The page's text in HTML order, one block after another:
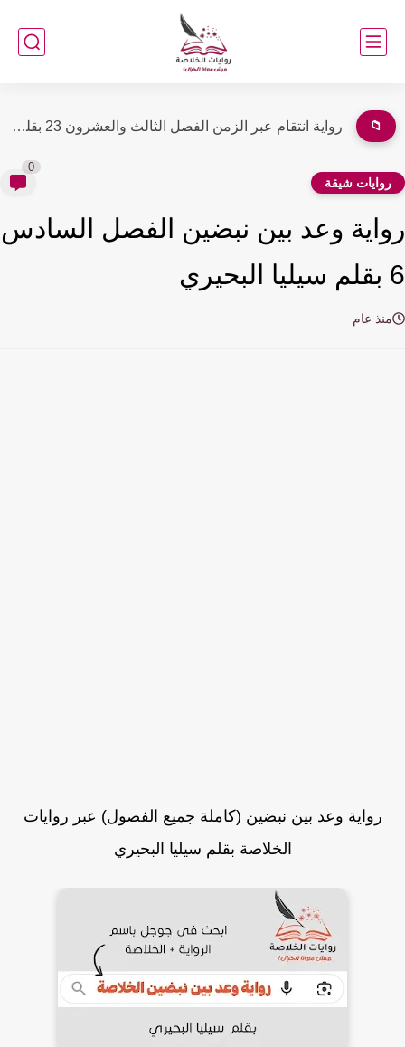
📁 رواية انتقام انثي الفصل الخامس عشر 15 بقلم رشا منصور
شيقة
وعد بين نبضين الفصل السادس
عام
رواية وعد بين نبضين (كاملة جميع الفصول) عبر روايات
الخلاصة بقلم سيليا البحيري